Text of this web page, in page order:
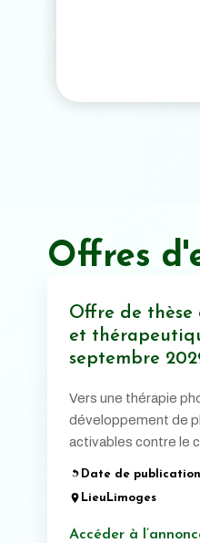
Offres
Offre de thèse
et
septembre
Vers une thérapie
développement de
activables contre le
Date de
Lieu Limoges
Accéder à